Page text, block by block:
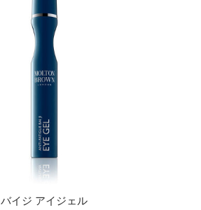
バイジ アイジェル